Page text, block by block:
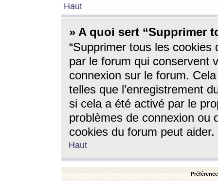
Haut
» A quoi sert “Supprimer
“Supprimer tous les cookies
par le forum qui conservent
connexion sur le forum.
telles que l’enregistrement
si cela a été activé par le
problèmes de connexion ou
cookies du forum peut aider.
Haut